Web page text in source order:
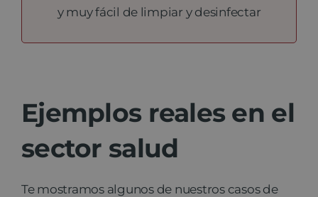
y muy fácil de limpiar y desinfectar
Ejemplos reales en el
sector salud
Te mostramos algunos de nuestros casos de